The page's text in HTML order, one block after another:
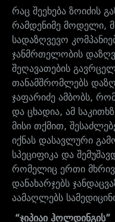
რაც შეეხება ზოიძის
რამდენიმე მოდელი,
სადაზღვევო
ჯანმრთელობის
შეღავათების
თანამშრომლებს
ჯაფარიძე ამბობს,
და ცხადია, ამ
მისი თქმით,
იქნას დასავლური
სპეციფიკა და
რომელიც ერთი
დანახარჯებს
აამაღლებს
“ჯიპიაი ჰოლდინგის”